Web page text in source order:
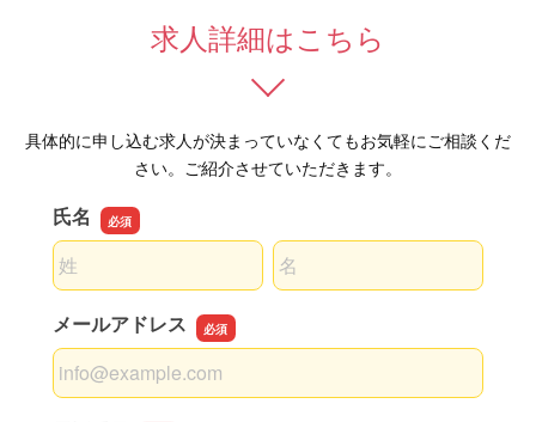
求人詳細はこちら
具体的に申し込む求人が決まっていなくてもお気軽にご相談くだ
さい。ご紹介させていただきます。